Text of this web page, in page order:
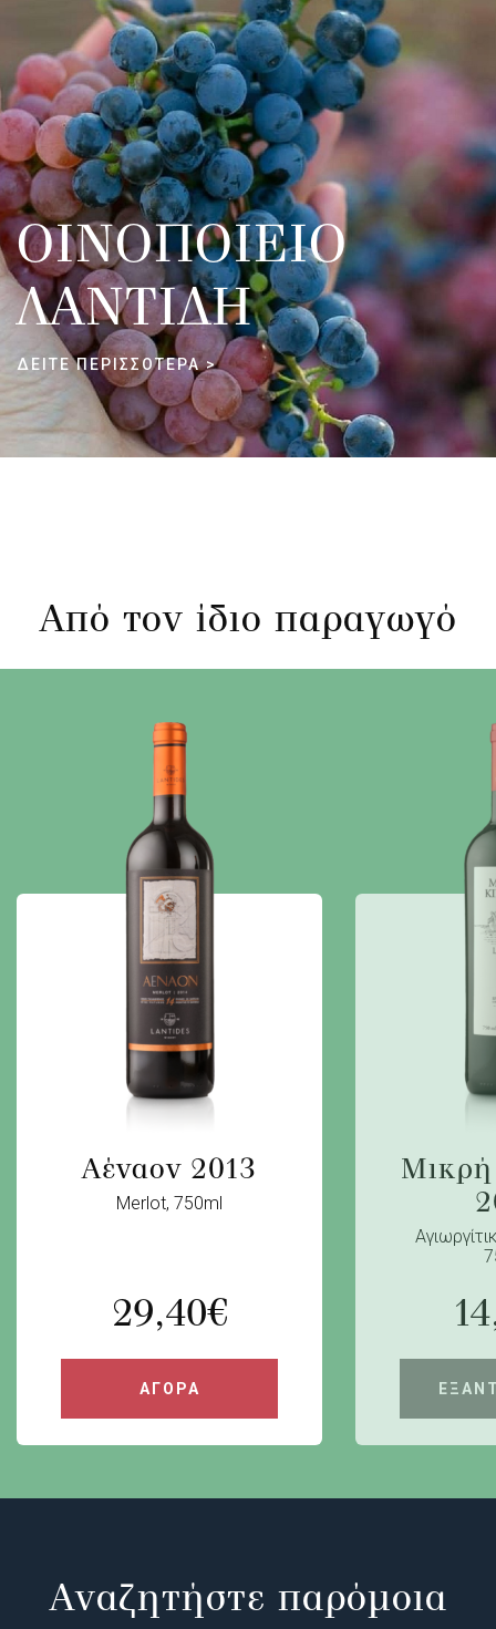
ΟΙΝΟΠΟΙΕΙΟ
ΛΑΝΤΙΔΗ
ΔΕΙΤΕ ΠΕΡΙΣΣΟΤΕΡΑ >
Από τον ίδιο παραγωγό
Αέναον 2013
Merlot, 750ml
29,40€
ΑΓΟΡΑ
Μικρή
Αναζητήστε παρόμοια